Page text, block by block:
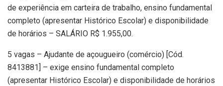
de experiência em carteira de trabalho, ensino fundamental
completo (apresentar Histórico Escolar) e disponibilidade
de horários – SALÁRIO R$ 1.955,00.
5 vagas – Ajudante de açougueiro (comércio) [Cód.
8413881] – exige ensino fundamental completo
(apresentar Histórico Escolar) e disponibilidade de horários